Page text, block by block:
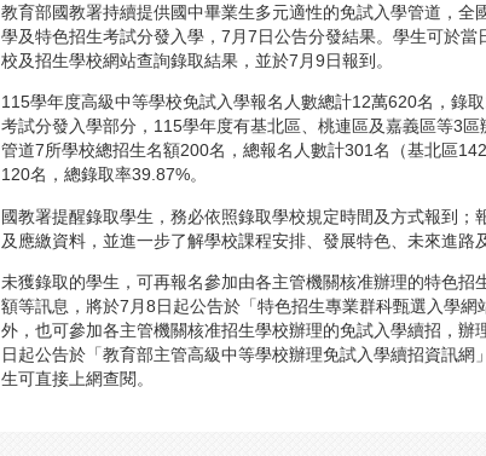
教育部國教署持續提供國中畢業生多元適性的免試入學管道，全
學及特色招生考試分發入學，7月7日公告分發結果。學生可於
校及招生學校網站查詢錄取結果，並於7月9日報到。
115學年度高級中等學校免試入學報名人數總計12萬620名，錄
考試分發入學部分，115學年度有基北區、桃連區及嘉義區等3
管道7所學校總招生名額200名，總報名人數計301名（基北區
120名，總錄取率39.87%。
國教署提醒錄取學生，務必依照錄取學校規定時間及方式報到
及應繳資料，並進一步了解學校課程安排、發展特色、未來進路
未獲錄取的學生，可再報名參加由各主管機關核准辦理的特色招
額等訊息，將於7月8日起公告於「特色招生專業群科甄選入學
外，也可參加各主管機關核准招生學校辦理的免試入學續招，
日起公告於「教育部主管高級中等學校辦理免試入學續招資訊
生可直接上網查閱。